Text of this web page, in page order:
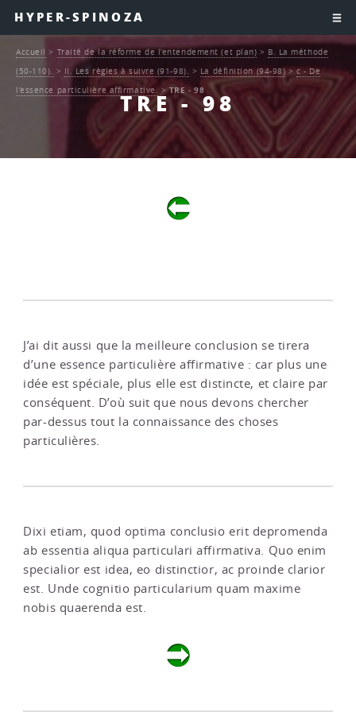
HYPER-SPINOZA
TRE - 98
Accueil > Traité de la réforme de l’entendement (et plan) > B. La méthode
(50-110). > II. Les règles à suivre (91-98). > La définition (94-98)>c - De
l’essence particulière affirmative.
> TRE - 98
J’ai dit aussi que la meilleure conclusion se tirera
d’une essence particulière affirmative : car plus une
idée est spéciale, plus elle est distincte, et claire par
conséquent. D’où suit que nous devons chercher
par-dessus tout la connaissance des choses
particulières.
Dixi etiam, quod optima conclusio erit depromenda
ab essentia aliqua particulari affirmativa. Quo enim
specialior est idea, eo distinctior, ac proinde clarior
est. Unde cognitio particularium quam maxime
nobis quaerenda est.